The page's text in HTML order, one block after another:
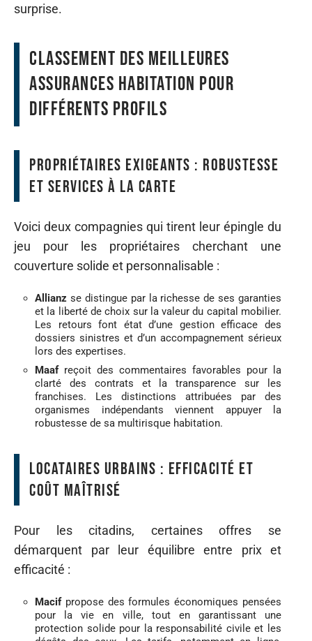
surprise.
classement des meilleures
assurances habitation pour
différents profils
propriétaires exigeants : robustesse
et services à la carte
Voici deux compagnies qui tirent leur épingle du
jeu pour les propriétaires cherchant une
couverture solide et personnalisable :
Allianz se distingue par la richesse de ses garanties
et la liberté de choix sur la valeur du capital mobilier.
Les retours font état d’une gestion efficace des
dossiers sinistres et d’un accompagnement sérieux
lors des expertises.
Maafreçoit des commentaires favorables pour la
clarté des contrats et la transparence sur les
franchises. Les distinctions attribuées par des
organismes indépendants viennent appuyer la
robustesse de sa multirisque habitation.
locataires urbains : efficacité et
coût maîtrisé
Pour les citadins, certaines offres se
démarquent par leur équilibre entre prix et
efficacité :
Macifpropose des formules économiques pensées
pour la vie en ville, tout en garantissant une
protection solide pour la responsabilité civile et les